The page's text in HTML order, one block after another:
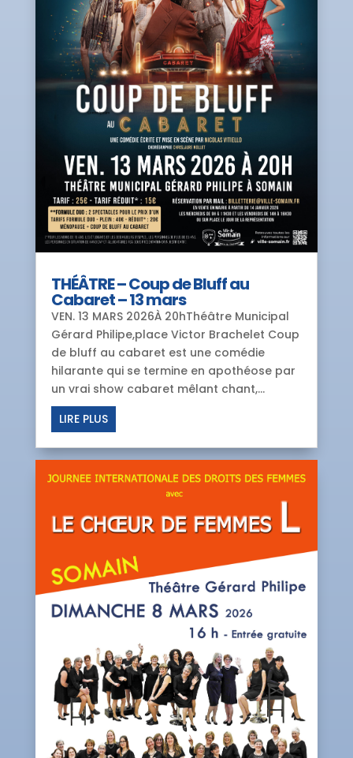
THÉÂTRE – Coup de Bluff au
Cabaret – 13 mars
VEN. 13 MARS 2026À 20hThéâtre Municipal
Gérard Philipe,place Victor Brachelet Coup
de bluff au cabaret est une comédie
hilarante qui se termine en apothéose par
un vrai show cabaret mêlant chant,...
LIRE PLUS